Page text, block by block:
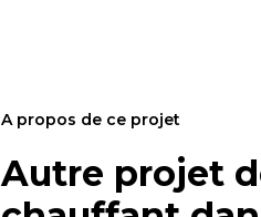
A propos de ce projet
Autre projet